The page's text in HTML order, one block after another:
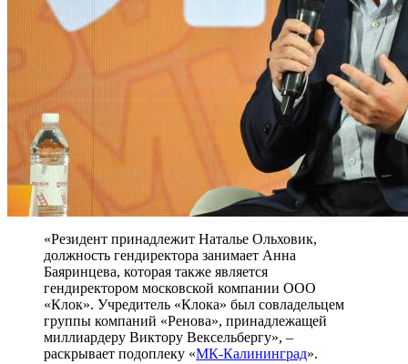
«Резидент принадлежит Наталье Ольховик,
должность гендиректора занимает Анна
Баяринцева, которая также является
гендиректором московской компании ООО
«Клок». Учредитель «Клока» был совладельцем
группы компаний «Ренова», принадлежащей
миллиардеру Виктору Вексельбергу», –
раскрывает подоплеку «МК-Калининград».